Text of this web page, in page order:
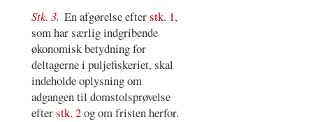
Stk. 3. En afgørelse efterstk. 1,
som har særlig indgribende
økonomisk betydning for
deltagerne i puljefiskeriet, skal
indeholde oplysning om
adgangen til domstolsprøvelse
efterstk. 2og om fristen herfor.